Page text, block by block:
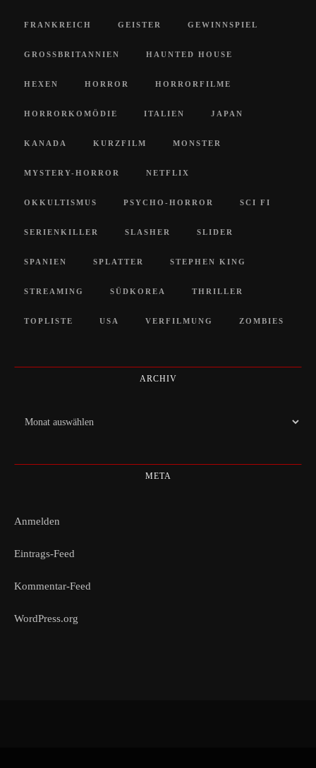
FRANKREICH GEISTER GEWINNSPIEL
GROSSBRITANNIEN HAUNTED HOUSE
HEXEN HORROR HORRORFILME
HORRORKOMÖDIE ITALIEN JAPAN
KANADA KURZFILM MONSTER
MYSTERY-HORROR NETFLIX
OKKULTISMUS PSYCHO-HORROR SCI FI
SERIENKILLER SLASHER SLIDER
SPANIEN SPLATTER STEPHEN KING
STREAMING SÜDKOREA THRILLER
TOPLISTE USA VERFILMUNG ZOMBIES
ARCHIV
Archiv
META
Anmelden
Eintrags-Feed
Kommentar-Feed
WordPress.org